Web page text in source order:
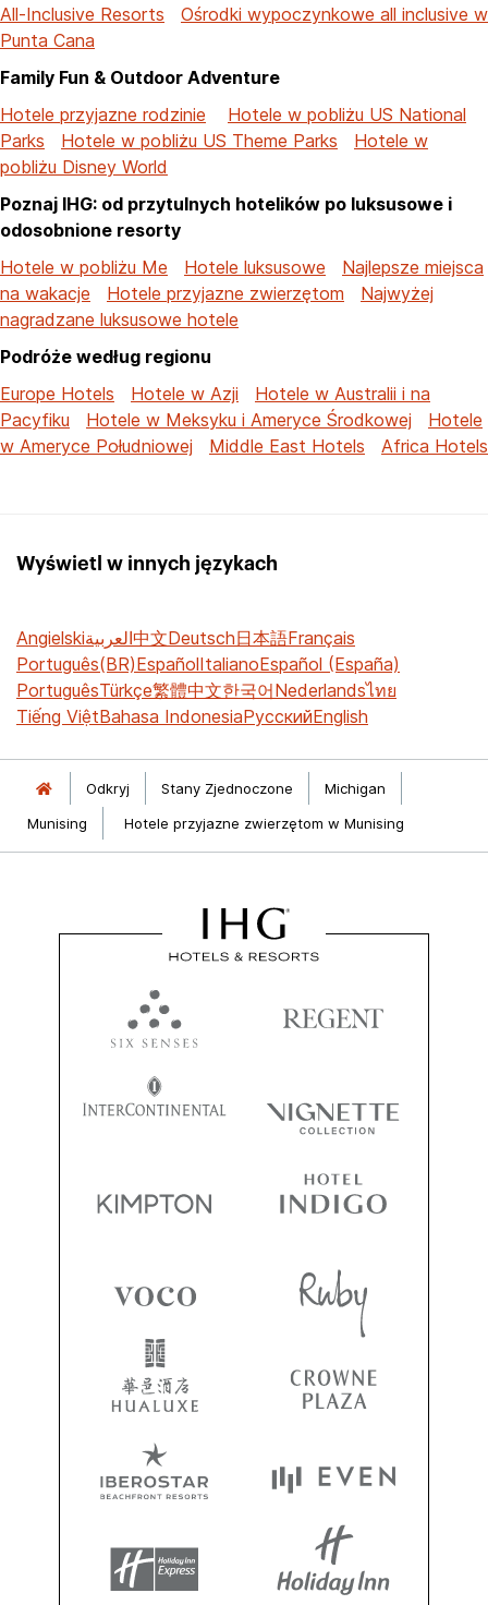
All-Inclusive Resorts
Ośrodki wypoczynkowe all inclusive w
Punta Cana
Family Fun & Outdoor Adventure
Hotele przyjazne rodzinie
Hotele w pobliżu US National
Parks
Hotele w pobliżu US Theme Parks
Hotele w
pobliżu Disney World
Poznaj IHG: od przytulnych hotelików po luksusowe i
odosobnione resorty
Hotele w pobliżu Me
Hotele luksusowe
Najlepsze miejsca
na wakacje
Hotele przyjazne zwierzętom
Najwyżej
nagradzane luksusowe hotele
Podróże według regionu
Europe Hotels
Hotele w Azji
Hotele w Australii i na
Pacyfiku
Hotele w Meksyku i Ameryce Środkowej
Hotele
w Ameryce Południowej
Middle East Hotels Africa Hotels
Wyświetl w innych językach
Angielskiالعربية中文Deutsch日本語Français
Português(BR)EspañolItalianoEspañol (España)
PortuguêsTürkçe繁體中文한국어Nederlandsไทย
Tiếng ViệtBahasa IndonesiaРусскийEnglish
Odkryj Stany Zjednoczone
Michigan
Munising
Hotele przyjazne zwierzętom w Munising